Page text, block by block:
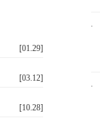
[01.29]
[03.12]
[10.28]